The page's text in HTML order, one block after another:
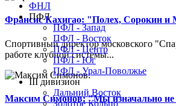
Франсис Кахигао: "Полех, Сорокин и
Спортивный директор московского
работе клубной системы...
Максим Симонов: "Мы изначально не
ФНЛ
ПФЛ
ПФЛ - Запад
ПФЛ - Восток
ПФЛ - Центр
ПФЛ - Юг
ПФЛ - Урал-Поволжье
III дивизион
Дальний Восток
Золотое Кольцо